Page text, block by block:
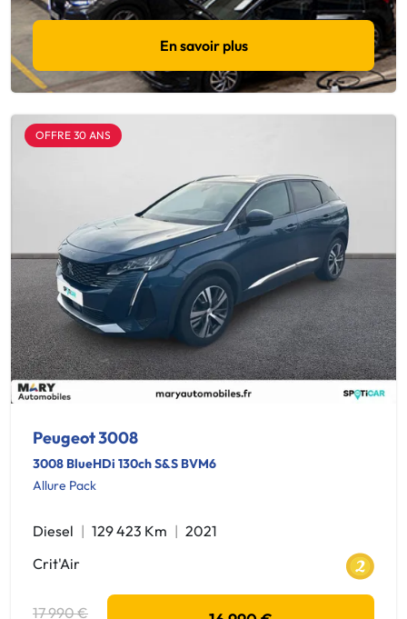
En savoir plus
OFFRE 30 ANS
Peugeot 3008
3008 BlueHDi 130ch S&S BVM6
Allure Pack
Diesel 129 423 Km
2021
Crit'Air
17 990 €